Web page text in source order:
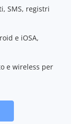
SMS, registri
e iOSA,
e wireless per